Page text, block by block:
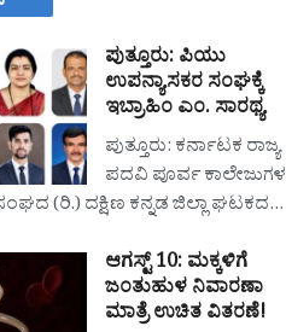
ಪುತ್ತೂರು: ಪಿಯು
ಉಪನ್ಯಾಸಕರ ಸಂಘಕ್ಕೆ
ಇಬ್ರಾಹಿಂ ಎಂ. ಸಾರಥ್ಯ
ಪುತ್ತೂರು: ಕರ್ನಾಟಕ ರಾಜ್ಯ
ಪದವಿ ಪೂರ್ವ ಕಾಲೇಜುಗಳ
(ರಿ.) ದಕ್ಷಿಣ ಕನ್ನಡ ಜಿಲ್ಲಾ ಘಟಕದ…
ಆಗಸ್ಟ್ 10: ಮಕ್ಕಳಿಗೆ
ಜಂತುಹುಳ ನಿವಾರಣಾ
ಮಾತ್ರೆ ಉಚಿತ ವಿತರಣೆ!